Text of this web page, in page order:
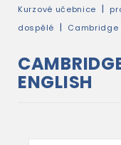
Kurzové učebnice
dospělé
Cambridge
ENGLISH